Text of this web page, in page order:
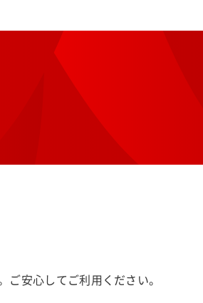
安心してご利用ください。